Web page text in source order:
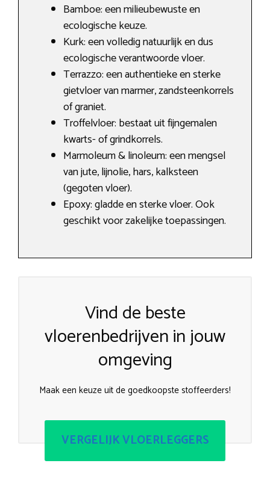
Bamboe: een milieubewuste en
ecologische keuze.
Kurk: een volledig natuurlijk en dus
ecologische verantwoorde vloer.
Terrazzo: een authentieke en sterke
gietvloer van marmer, zandsteenkorrels
of graniet.
Troffelvloer: bestaat uit fijngemalen
kwarts- of grindkorrels.
Marmoleum & linoleum: een mengsel
van jute, lijnolie, hars, kalksteen
(gegoten vloer).
Epoxy: gladde en sterke vloer. Ook
geschikt voor zakelijke toepassingen.
Vind de beste
vloerenbedrijven in jouw
omgeving
Maak een keuze uit de goedkoopste stoffeerders!
VERGELIJK VLOERLEGGERS